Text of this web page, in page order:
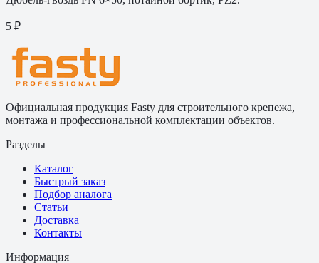
5 ₽
Официальная продукция Fasty для строительного крепежа,
монтажа и профессиональной комплектации объектов.
Разделы
Каталог
Быстрый заказ
Подбор аналога
Статьи
Доставка
Контакты
Информация